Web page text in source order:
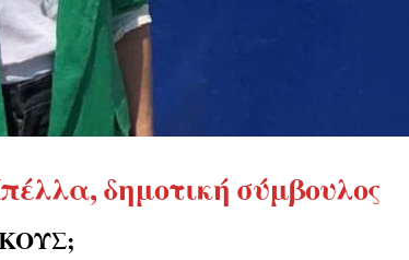
, δημοτική σύμβουλος